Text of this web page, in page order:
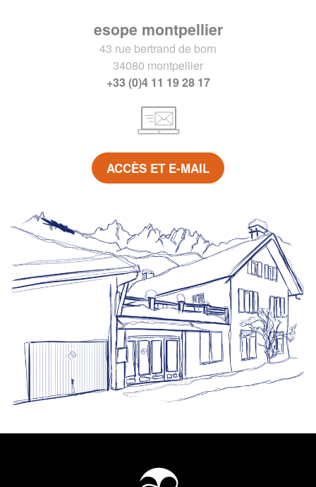
esope montpellier
43 rue bertrand de born
34080 montpellier
+33 (0)4 11 19 28 17
ACCÈS ET E-MAIL